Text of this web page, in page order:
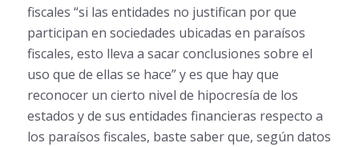
fiscales “si las entidades no justifican por que
participan en sociedades ubicadas en paraísos
fiscales, esto lleva a sacar conclusiones sobre el
uso que de ellas se hace” y es que hay que
reconocer un cierto nivel de hipocresía de los
estados y de sus entidades financieras respecto a
los paraísos fiscales, baste saber que, según datos